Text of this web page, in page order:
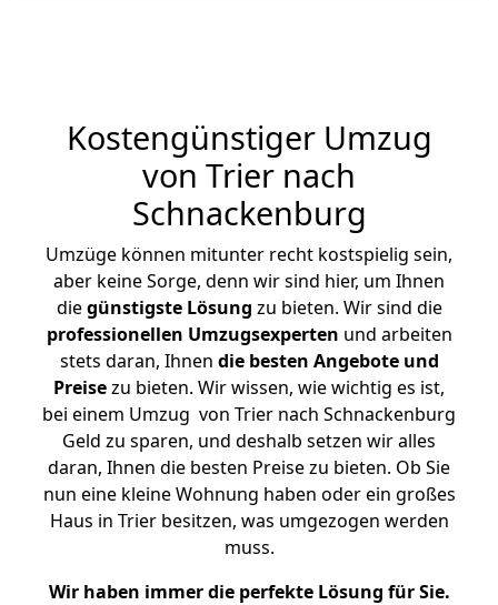
Kostengünstiger Umzug
von Trier nach
Schnackenburg
Umzüge können mitunter recht kostspielig sein,
aber keine Sorge, denn wir sind hier, um Ihnen
diegünstigste Lösung zu bieten. Wir sind die
professionellen Umzugsexperten und arbeiten
stets daran, Ihnen die besten Angebote und
Preisezu bieten. Wir wissen, wie wichtig es ist,
bei einem Umzug von Trier nach Schnackenburg
Geld zu sparen, und deshalb setzen wir alles
daran, Ihnen die besten Preise zu bieten. Ob Sie
nun eine kleine Wohnung haben oder ein großes
Haus in Trier besitzen, was umgezogen werden
muss.
Wir haben immer die perfekte Lösung für Sie.